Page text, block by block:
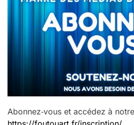
Abonnez‑vous et accédez à